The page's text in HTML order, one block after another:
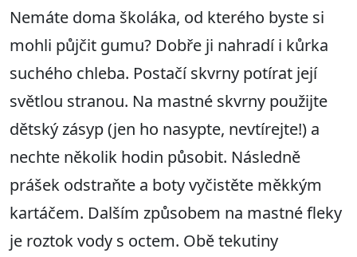
Nemáte doma školáka, od kterého byste si
mohli půjčit gumu? Dobře ji nahradí i kůrka
suchého chleba. Postačí skvrny potírat její
světlou stranou. Na mastné skvrny použijte
dětský zásyp (jen ho nasypte, nevtírejte!) a
nechte několik hodin působit. Následně
prášek odstraňte a boty vyčistěte měkkým
kartáčem. Dalším způsobem na mastné fleky
je roztok vody s octem. Obě tekutiny